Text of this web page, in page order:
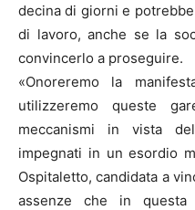
decina di giorni e
di lavoro, anche se la
convincerlo a proseguire.
«Onoreremo la
utilizzeremo queste
meccanismi in vista
impegnati in un esordio
Ospitaletto, candidata a
assenze che in questa